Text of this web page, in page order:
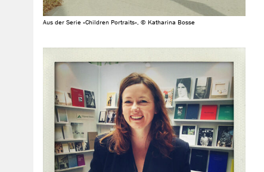
Aus der Serie »Children Portraits«, © Katharina Bosse